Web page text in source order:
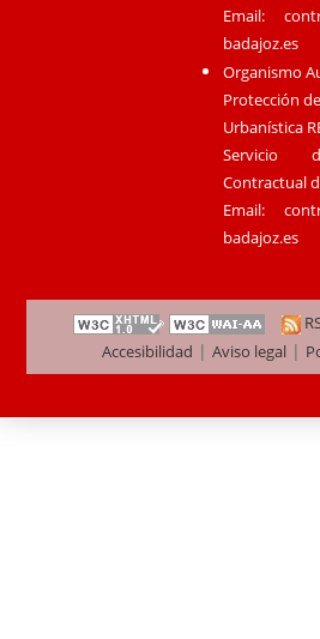
Email:
badajoz.es
Organismo
Protección
Urbanística
Servicio
Contractual
Email:
badajoz.es
Accesibilidad | Aviso legal|